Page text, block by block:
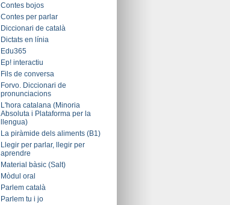
Contes bojos
Contes per parlar
Diccionari de català
Dictats en línia
Edu365
Ep! interactiu
Fils de conversa
Forvo. Diccionari de
pronunciacions
L'hora catalana (Minoria
Absoluta i Plataforma per la
llengua)
La piràmide dels aliments (B1)
Llegir per parlar, llegir per
aprendre
Material bàsic (Salt)
Mòdul oral
Parlem català
Parlem tu i jo